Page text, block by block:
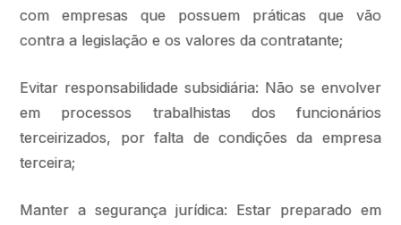
com empresas que possuem práticas que vão
contra a legislação e os valores da contratante;
Evitar responsabilidade subsidiária: Não se envolver
em processos trabalhistas dos funcionários
terceirizados, por falta de condições da empresa
terceira;
Manter a segurança jurídica: Estar preparado em